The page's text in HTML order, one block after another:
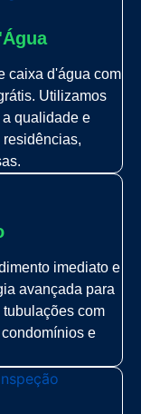
caixa d'água com
Utilizamos
qualidade e
imediato e
avançada para
com
e